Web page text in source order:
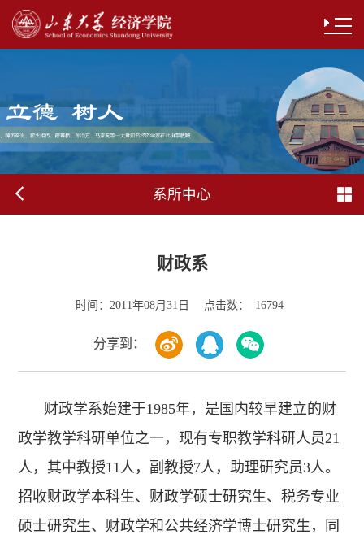
系所中心
财政系
时间： 2011年08月31日 点击数： 16794
分享到：
财政学系始建于1985年，是国内较早建立的财
政学教学科研单位之一，现有专职教学科研人员21
人，其中教授11人，副教授7人，助理研究员3人。
招收财政学本科生、财政学硕士研究生、税务专业
硕士研究生、财政学和公共经济学博士研究生，同